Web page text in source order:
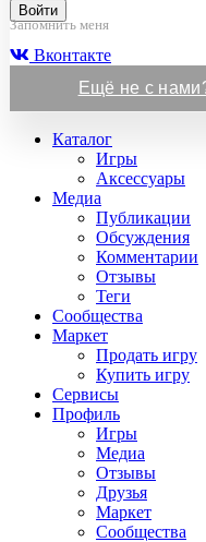
Войти
Запомнить меня
Вконтакте
Ещё не с
Каталог
Игры
Аксессуары
Медиа
Публикации
Обсуждения
Комментарии
Отзывы
Теги
Сообщества
Маркет
Продать игру
Купить игру
Сервисы
Профиль
Игры
Медиа
Отзывы
Друзья
Маркет
Сообщества